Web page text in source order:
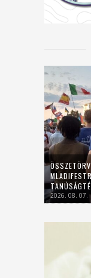
2026. 08. 07.